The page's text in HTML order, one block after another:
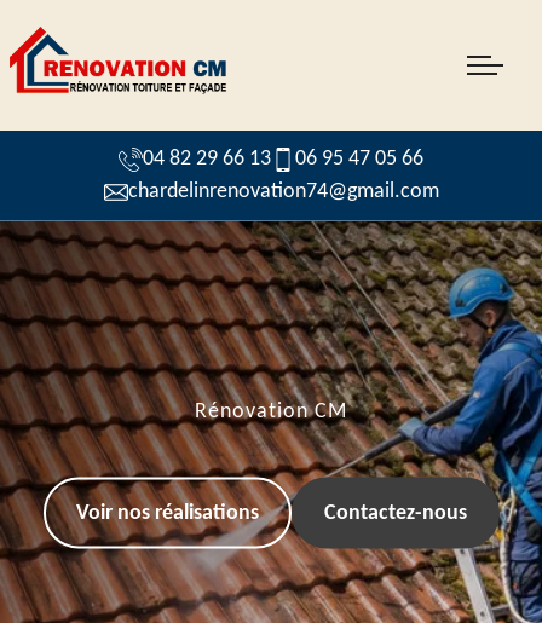
04 82 29 66 13
06 95 47 05 66
chardelinrenovation74@gmail.com
Rénovation CM
Voir nos réalisations Contactez-nous